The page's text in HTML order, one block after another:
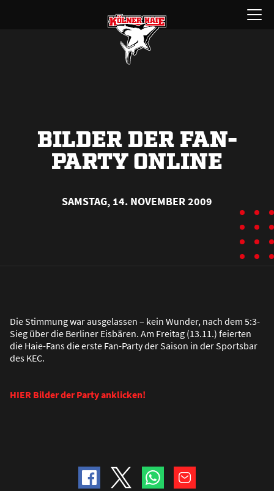
Menü
öffnen
BILDER DER FAN-
PARTY ONLINE
SAMSTAG, 14. NOVEMBER 2009
Die Stimmung war ausgelassen – kein Wunder, nach dem 5:3-
Sieg über die Berliner Eisbären. Am Freitag (13.11.) feierten
die Haie-Fans die erste Fan-Party der Saison in der Sportsbar
des KEC.
HIER Bilder der Party anklicken!